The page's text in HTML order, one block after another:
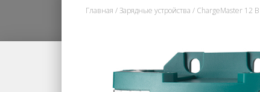
Главная /Зарядные устройства / ChargeMaster 12 В